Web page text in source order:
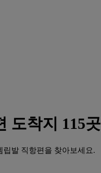
도착지 115곳
립발 직항편을 찾아보세요.